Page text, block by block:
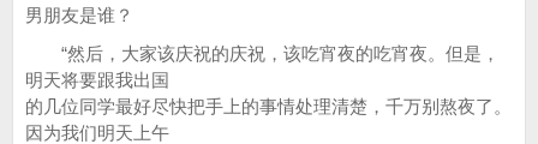
男朋友是谁？
“然后，大家该庆祝的庆祝，该吃宵夜的吃宵夜。但是，
明天将要跟我出国
的几位同学最好尽快把手上的事情处理清楚，千万别熬夜了。
因为我们明天上午